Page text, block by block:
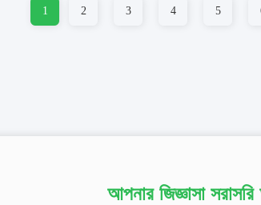
1 2 3 4 5
আপনার জিজ্ঞাসা